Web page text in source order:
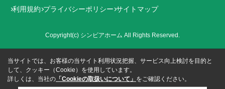
利用規約 プライバシーポリシー サイトマップ
Copyright(c) シンビアホーム All Rights Reserved.
当サイトでは、お客様の当サイト利用状況把握、サービス向上検討を目的と
して、クッキー（Cookie）を使用しています。
詳しくは、当社の 「Cookieの取扱いについて」 をご確認ください。